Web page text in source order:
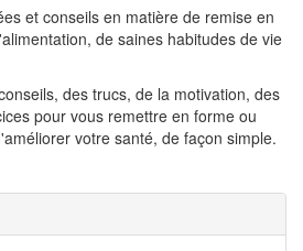
et conseils en matière de remise en
de saines habitudes de vie
des trucs, de la motivation, des
pour vous remettre en forme ou
votre santé, de façon simple.